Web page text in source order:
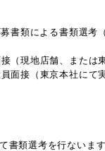
書類による書類選考
（現地店舗、または
面接（東京本社にて
書類選考を行ないま